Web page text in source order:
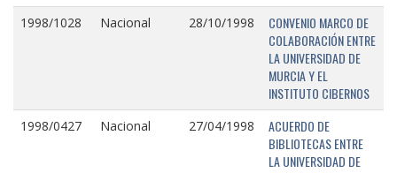
1998/1028 Nacional 28/10/1998
CONVENIO MARCO DE
COLABORACIÓN ENTRE
LA UNIVERSIDAD DE
MURCIA Y EL
INSTITUTO CIBERNOS
1998/0427 Nacional 27/04/1998
ACUERDO DE
BIBLIOTECAS ENTRE
LA UNIVERSIDAD DE